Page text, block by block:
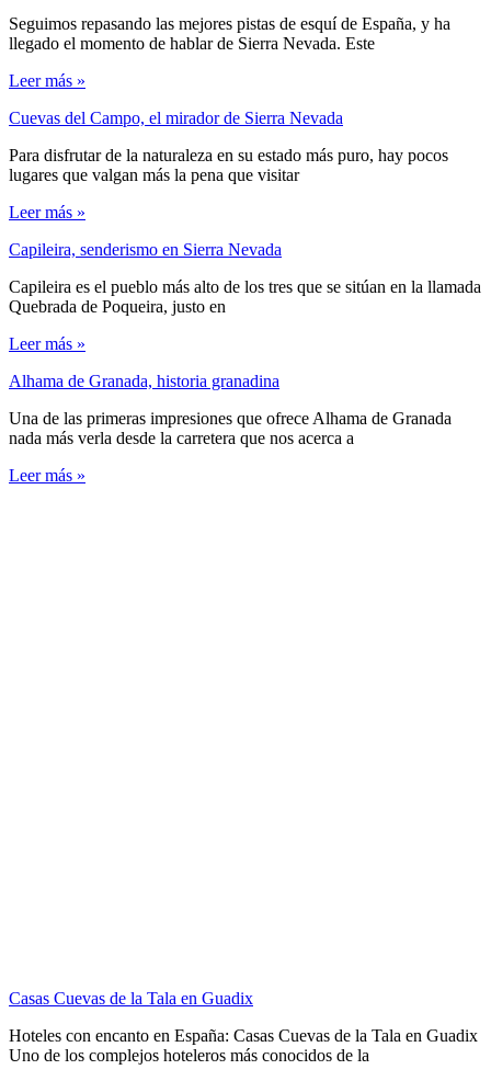
Seguimos repasando las mejores pistas de esquí de España, y ha
llegado el momento de hablar de Sierra Nevada. Este
Leer más »
Cuevas del Campo, el mirador de Sierra Nevada
Para disfrutar de la naturaleza en su estado más puro, hay pocos
lugares que valgan más la pena que visitar
Leer más »
Capileira, senderismo en Sierra Nevada
Capileira es el pueblo más alto de los tres que se sitúan en la llamada
Quebrada de Poqueira, justo en
Leer más »
Alhama de Granada, historia granadina
Una de las primeras impresiones que ofrece Alhama de Granada
nada más verla desde la carretera que nos acerca a
Leer más »
Casas Cuevas de la Tala en Guadix
Hoteles con encanto en España: Casas Cuevas de la Tala en Guadix
Uno de los complejos hoteleros más conocidos de la